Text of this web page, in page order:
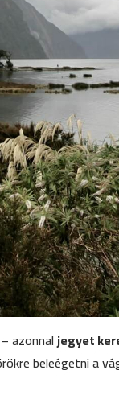
azonnaljegyet
beleégetni